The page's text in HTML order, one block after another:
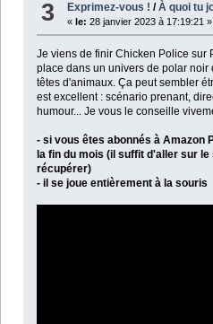
3 Exprimez-vous ! /À quoi tu
« le: 28 janvier 2023 à 17:19:21 »
Je viens de finir Chicken Police sur
place dans un univers de polar noir
têtes d'animaux. Ça peut sembler
est excellent : scénario prenant,
humour... Je vous le conseille
- si vous êtes abonnés à Amazon
la fin du mois (il suffit d'aller sur le
récupérer)
- il se joue entièrement à la souris